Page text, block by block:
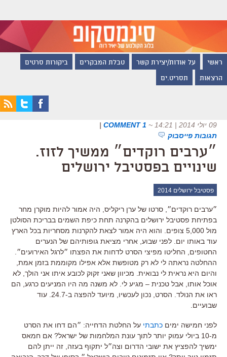
ראשי על אודות/יצירת קשר טבלת המבקרים ביקורות סרטים
הרצאות תסריט.ים
09 יולי 2014 | 14:21 ~
1 COMMENT
|
תגובות פייסבוק
״ערבים רוקדים״ ממשיך לזוז.
שינויים בפסטיבל ירושלים
פסטיבל ירושלים 2014
״ערבים רוקדים״, סרטו של ערן ריקליס, היה אמור להיות מוקרן מחר
בפתיחת פסטיבל ירושלים בהקרנה תחת כיפת השמים בבריכת הסולטן
מול 5,000 צופים. והוא היה אמור לצאת להקרנות מסחריות בכל הארץ
עוד באותו יום. לפני שבוע, אחרי מציאת גופותיהם של הנערים
החטופים, החליטו מפיצי הסרט לדחות את הפצתו ״לרגל האירועים״.
ההחלטה נראתה לי לא רק מטופשת אלא אפילו מקוממת בזמן אמת,
והיום היא נראית לי נבואית. מכיוון שאני זקוק לכובע איתו אני הולך, לא
אוכל אותו, אבל טכנית – מגיע לי. לא משנה מה היו המניעים כרגע, הם
ראו את הנולד. הסרט, נכון לעכשיו, מיועד להפצה ב-24.7. עוד
שבועיים.
לפני חמישה ימים כתבתי על החלטת הדחייה: ״הם דחו את הסרט
מ-10 ביולי עמוק יותר לתוך עונת המלחמות של ישראל? אם חמאס
ימשיך להפציץ את ישובי הדרום וצה״ל יתקוף בעזה, זה ייתן להם